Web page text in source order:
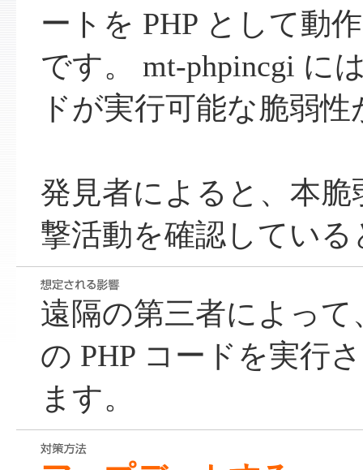
ートを PHP として動
です。 mt-phpincgi に
ドが実行可能な脆弱
発見者によると、本
撃活動を確認してい
遠隔の第三者によっ
の PHP コードを実行
ます。